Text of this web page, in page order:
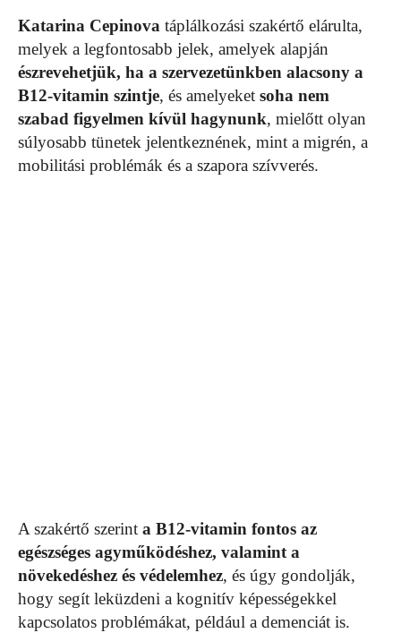
Katarina Cepinova táplálkozási szakértő elárulta,
melyek a legfontosabb jelek, amelyek alapján
észrevehetjük, ha a szervezetünkben alacsony a
B12-vitamin szintje, és amelyeket soha nem
szabad figyelmen kívül hagynunk, mielőtt olyan
súlyosabb tünetek jelentkeznének, mint a migrén, a
mobilitási problémák és a szapora szívverés.
A szakértő szerint a B12-vitamin fontos az
egészséges agyműködéshez, valamint a
növekedéshez és védelemhez, és úgy gondolják,
hogy segít leküzdeni a kognitív képességekkel
kapcsolatos problémákat, például a demenciát is.